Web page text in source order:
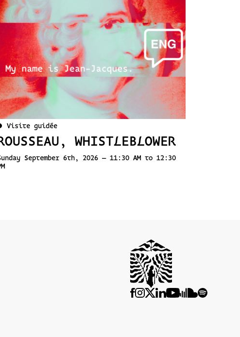
Visite guidée
WHISTLEBLOWER
September 6th, 2026 – 11:30 AM to 12:30